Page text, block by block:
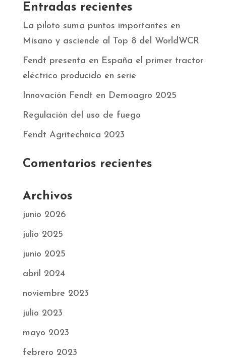
Entradas recientes
La piloto suma puntos importantes en
Misano y asciende al Top 8 del WorldWCR
Fendt presenta en España el primer tractor
eléctrico producido en serie
Innovación Fendt en Demoagro 2025
Regulación del uso de fuego
Fendt Agritechnica 2023
Comentarios recientes
Archivos
junio 2026
julio 2025
junio 2025
abril 2024
noviembre 2023
julio 2023
mayo 2023
febrero 2023